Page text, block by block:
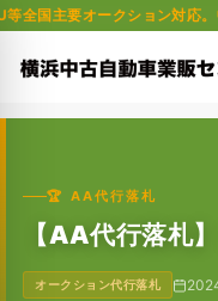
クション対応。中古車を
🏆 AA代行落札
【AA代行落札
オークション代行落札